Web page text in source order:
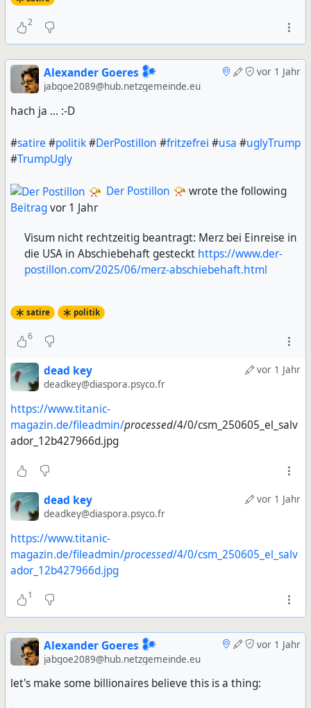
2
vor 1 Jahr
Alexander Goeres 𒀯
jabgoe2089@hub.netzgemeinde.eu
hach ja ... :-D
#satire #politik#DerPostillon #fritzefrei #usa #uglyTrump
#TrumpUgly
Der Postillon 📯 wrote the following
Beitragvor 1 Jahr
Visum nicht rechtzeitig beantragt: Merz bei Einreise in
die USA in Abschiebehaft gesteckt https://www.der-
postillon.com/2025/06/merz-abschiebehaft.html
satire politik
6
vor 1 Jahr
dead key
deadkey@diaspora.psyco.fr
https://www.titanic-
magazin.de/fileadmin/processed/4/0/csm_250605_el_salv
ador_12b427966d.jpg
vor 1 Jahr
dead key
deadkey@diaspora.psyco.fr
https://www.titanic-
magazin.de/fileadmin/processed/4/0/csm_250605_el_salv
ador_12b427966d.jpg
1
vor 1 Jahr
Alexander Goeres 𒀯
jabgoe2089@hub.netzgemeinde.eu
let's make some billionaires believe this is a thing: